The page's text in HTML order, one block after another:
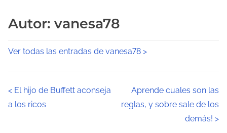
Autor: vanesa78
Ver todas las entradas de vanesa78 >
N
a
< El hijo de Buffett aconseja
a los ricos
Aprende cuales son las
reglas, y sobre sale de los
demás! >